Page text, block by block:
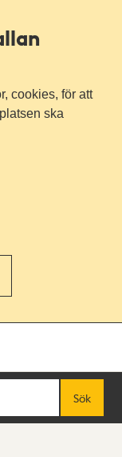
cookies, för att
ska
Sök